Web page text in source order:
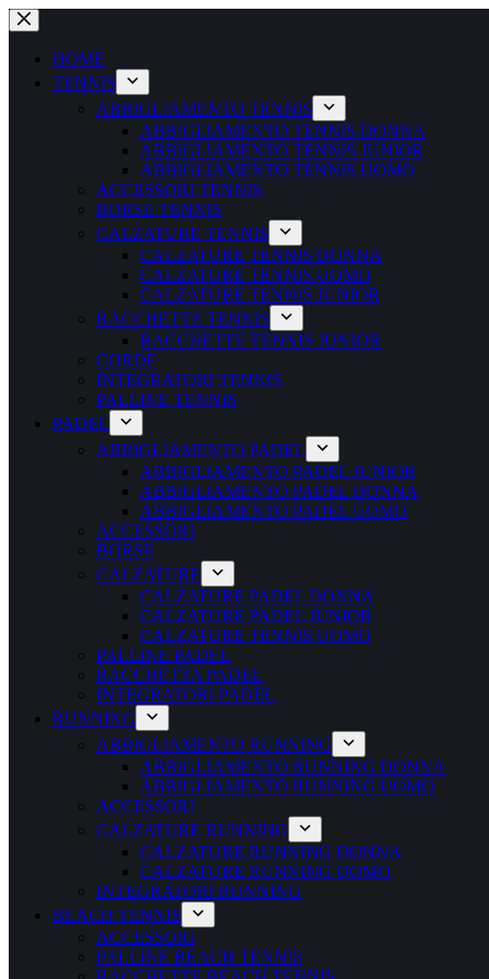
Salta
al
contenutoHOME
TENNIS
ABBIGLIAMENTO TENNIS
ABBIGLIAMENTO TENNIS DONNA
ABBIGLIAMENTO TENNIS JUNIOR
ABBIGLIAMENTO TENNIS UOMO
ACCESSORI TENNIS
BORSE TENNIS
CALZATURE TENNIS
CALZATURE TENNIS DONNA
CALZATURE TENNIS UOMO
CALZATURE TENNIS JUNIOR
RACCHETTE TENNIS
RACCHETTE TENNIS JUNIOR
CORDE
INTEGRATORI TENNIS
PALLINE TENNIS
PADEL
ABBIGLIAMENTO PADEL
ABBIGLIAMENTO PADEL JUNIOR
ABBIGLIAMENTO PADEL DONNA
ABBIGLIAMENTO PADEL UOMO
ACCESSORI
BORSE
CALZATURE
CALZATURE PADEL DONNA
CALZATURE PADEL JUNIOR
CALZATURE TENNIS UOMO
PALLINE PADEL
RACCHETTA PADEL
INTEGRATORI PADEL
RUNNING
ABBIGLIAMENTO RUNNING
ABBIGLIAMENTO RUNNING DONNA
ABBIGLIAMENTO RUNNING UOMO
ACCESSORI
CALZATURE RUNNING
CALZATURE RUNNING DONNA
CALZATURE RUNNING UOMO
INTEGRATORI RUNNING
BEACH TENNIS
ACCESSORI
PALLINE BEACH TENNIS